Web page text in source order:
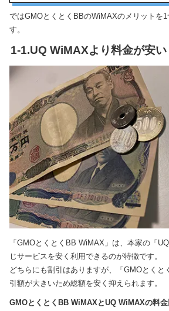
ではGMOとくとくBBのWiMAXのメリットを1
す。
1-1.UQ WiMAXより料金が安い
「GMOとくとくBB WiMAX」は、本家の「
じサービスを安く利用できるのが特徴です。
どちらにも割引はありますが、「GMOとく
引額が大きいため総額を安く抑えられます。
GMOとくとくBB WiMAXとUQ WiMAXの料